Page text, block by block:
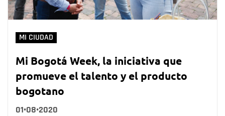
MI CIUDAD
Mi Bogotá Week, la iniciativa que
promueve el talento y el producto
bogotano
01•08•2020